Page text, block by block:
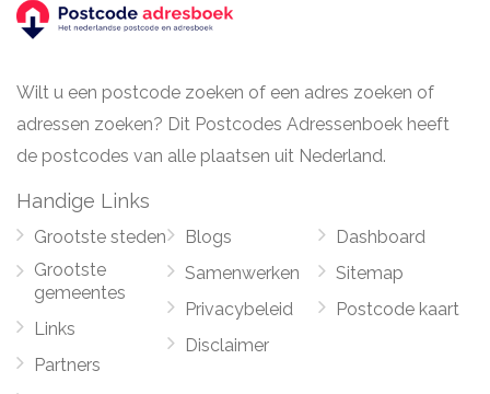
Wilt u een postcode zoeken of een adres zoeken of
adressen zoeken? Dit Postcodes Adressenboek heeft
de postcodes van alle plaatsen uit Nederland.
Handige Links
Grootste steden
Grootste
gemeentes
Links
Partners
Blogs
Samenwerken
Privacybeleid
Disclaimer
Dashboard
Sitemap
Postcode kaart